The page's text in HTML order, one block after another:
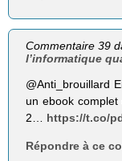
Commentaire 39
l’informatique
@Anti_brouillard
un ebook
2… https://t.co/
Répondre à ce